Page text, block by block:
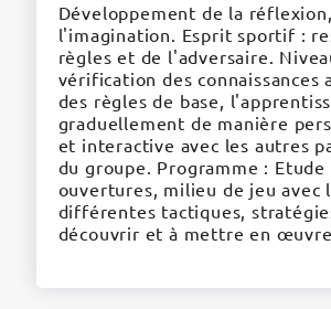
Développement de la
l'imagination. Esprit sportif :
règles et de l'adversaire.
vérification des connaissances
des règles de base,
graduellement de manière
et interactive avec les autres
du groupe. Programme : Etude
ouvertures, milieu de jeu avec
différentes tactiques,
découvrir et à mettre en